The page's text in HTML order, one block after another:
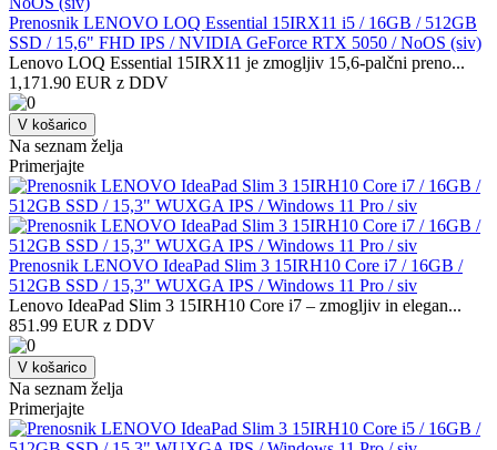
Prenosnik LENOVO LOQ Essential 15IRX11 i5 / 16GB / 512GB
SSD / 15,6" FHD IPS / NVIDIA GeForce RTX 5050 / NoOS (siv)
Lenovo LOQ Essential 15IRX11 je zmogljiv 15,6-palčni preno...
1,171.90 EUR z DDV
V košarico
Na seznam želja
Primerjajte
Prenosnik LENOVO IdeaPad Slim 3 15IRH10 Core i7 / 16GB /
512GB SSD / 15,3" WUXGA IPS / Windows 11 Pro / siv
Lenovo IdeaPad Slim 3 15IRH10 Core i7 – zmogljiv in elegan...
851.99 EUR z DDV
V košarico
Na seznam želja
Primerjajte